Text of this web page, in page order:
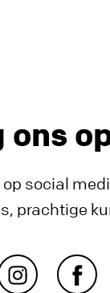
ons
op social
prachtige